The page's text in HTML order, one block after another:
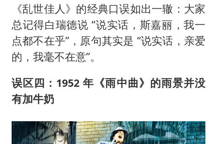
《乱世佳人》的经典口误如出一辙：大家
总记得白瑞德说 “说实话，斯嘉丽，我一
点都不在乎”，原句其实是 “说实话，亲爱
的，我毫不在意”。
误区四：1952 年《雨中曲》的雨景并没
有加牛奶